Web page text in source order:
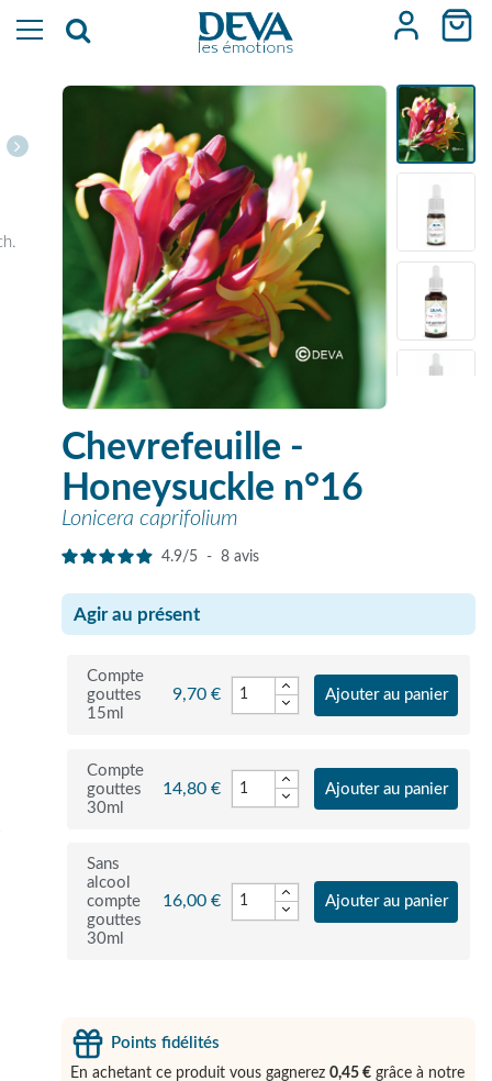
Chevrefeuille -
Honeysuckle n°16
Lonicera caprifolium
4.9/5 - 8avis
Agir au présent
Compte
gouttes
15ml
9,70 € Ajouter au panier
Compte
gouttes
30ml
14,80 € Ajouter au panier
Sans
alcool
compte
gouttes
30ml
16,00 € Ajouter au panier
Points fidélités
En achetant ce produit vous gagnerez0,45 € grâce à notre